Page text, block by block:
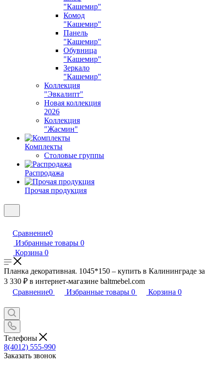
"Кашемир"
Комод
"Кашемир"
Панель
"Кашемир"
Обувница
"Кашемир"
Зеркало
"Кашемир"
Коллекция
"Эвкалипт"
Новая коллекция
2026
Коллекция
"Жасмин"
Комплекты
Столовые группы
Распродажа
Прочая продукция
Сравнение0
Избранные товары 0
Корзина 0
Планка декоративная. 1045*150 – купить в Калининграде за
3 330 ₽ в интернет-магазине baltmebel.com
Сравнение0 Избранные товары 0 Корзина 0
Телефоны
8(4012) 555-990
Заказать звонок